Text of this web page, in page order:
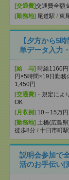
[交通費]交通費全額
[勤務地] 尾道駅 / 東
【夕方から5
単データ入力
[給 与] 時給1160
円×5時間×19日勤
1,450円
[交通費] ・規定によ
OK
[月収例] 10～15万円
[勤務地] 土橋(広島
徒歩8分 / 十日市町
説明会参加で
活のお手伝い[